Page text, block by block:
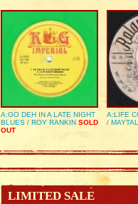
A:GO DEH IN A LATE NIGHT
BLUES / ROY RANKIN SOLD
OUT
A:LIFE
/
LIMITED SALE